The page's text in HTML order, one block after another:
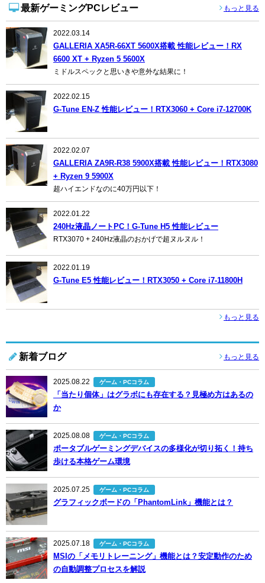
最新ゲーミングPCレビュー もっと見る
2022.03.14
GALLERIA XA5R-66XT 5600X搭載 性能レビュー！RX
6600 XT + Ryzen 5 5600X
ミドルスペックと思いきや意外な結果に！
2022.02.15
G-Tune EN-Z 性能レビュー！RTX3060 + Core i7-12700K
2022.02.07
GALLERIA ZA9R-R38 5900X搭載 性能レビュー！RTX3080
+ Ryzen 9 5900X
超ハイエンドなのに40万円以下！
2022.01.22
240Hz液晶ノートPC！G-Tune H5 性能レビュー
RTX3070 + 240Hz液晶のおかげで超ヌルヌル！
2022.01.19
G-Tune E5 性能レビュー！RTX3050 + Core i7-11800H
もっと見る
新着ブログ もっと見る
2025.08.22 ゲーム・PCコラム
「当たり個体」はグラボにも存在する？見極め方はあるの
か
2025.08.08 ゲーム・PCコラム
ポータブルゲーミングデバイスの多様化が切り拓く！持ち
歩ける本格ゲーム環境
2025.07.25 ゲーム・PCコラム
グラフィックボードの「PhantomLink」機能とは？
2025.07.18 ゲーム・PCコラム
MSIの「メモリトレーニング」機能とは？安定動作のため
の自動調整プロセスを解説